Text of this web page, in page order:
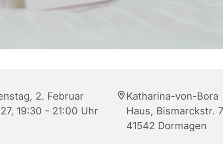
2. Februar
19:30 - 21:00 Uhr
Katharina-von-Bora
Haus, Bismarckstr.
41542 Dormagen